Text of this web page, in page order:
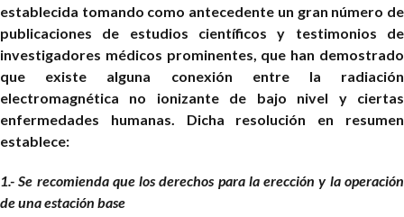
establecida tomando como antecedente un gran número de
publicaciones de estudios científicos y testimonios de
investigadores médicos prominentes, que han demostrado
que existe alguna conexión entre la radiación
electromagnética no ionizante de bajo nivel y ciertas
enfermedades humanas. Dicha resolución en resumen
establece:
1.- Se recomienda que los derechos para la erección y la operación
de una estación base